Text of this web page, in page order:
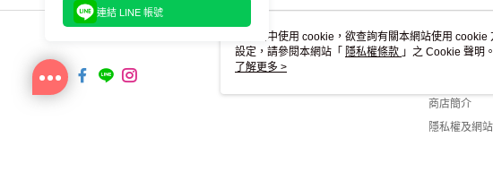
關於我們
商店簡介
隱私權及網
本網站中使用 cookie，欲查詢有關本網站使用
設定，請參閱本網站「 隱私權條款 」之 Cookie 聲明
使用 cookie。
了解更多 >
連結 LINE 帳號